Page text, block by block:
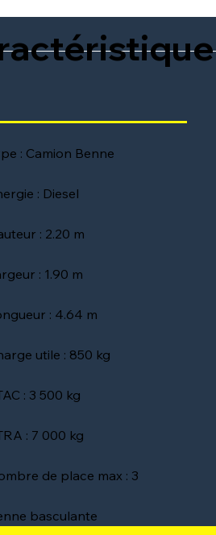
: Camion Benne
: Diesel
: 2.20 m
: 1.90 m
: 4.64 m
utile : 850 kg
: 3 500 kg
: 7 000 kg
de place max : 3
basculante